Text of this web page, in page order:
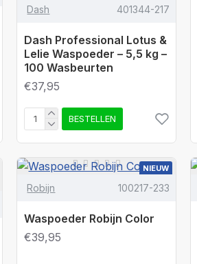
Dash 401344-217
Dash Professional Lotus &
Lelie Waspoeder – 5,5 kg –
100 Wasbeurten
€37,95
BESTELLEN
NIEUW
POPULAIR
Robijn 100217-233
Waspoeder Robijn Color
€39,95